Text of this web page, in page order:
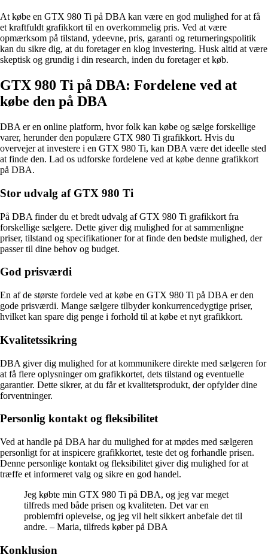
At købe en GTX 980 Ti på DBA kan være en god mulighed for at få
et kraftfuldt grafikkort til en overkommelig pris. Ved at være
opmærksom på tilstand, ydeevne, pris, garanti og returneringspolitik
kan du sikre dig, at du foretager en klog investering. Husk altid at være
skeptisk og grundig i din research, inden du foretager et køb.
GTX 980 Ti på DBA: Fordelene ved at
købe den på DBA
DBA er en online platform, hvor folk kan købe og sælge forskellige
varer, herunder den populære GTX 980 Ti grafikkort. Hvis du
overvejer at investere i en GTX 980 Ti, kan DBA være det ideelle sted
at finde den. Lad os udforske fordelene ved at købe denne grafikkort
på DBA.
Stor udvalg af GTX 980 Ti
På DBA finder du et bredt udvalg af GTX 980 Ti grafikkort fra
forskellige sælgere. Dette giver dig mulighed for at sammenligne
priser, tilstand og specifikationer for at finde den bedste mulighed, der
passer til dine behov og budget.
God prisværdi
En af de største fordele ved at købe en GTX 980 Ti på DBA er den
gode prisværdi. Mange sælgere tilbyder konkurrencedygtige priser,
hvilket kan spare dig penge i forhold til at købe et nyt grafikkort.
Kvalitetssikring
DBA giver dig mulighed for at kommunikere direkte med sælgeren for
at få flere oplysninger om grafikkortet, dets tilstand og eventuelle
garantier. Dette sikrer, at du får et kvalitetsprodukt, der opfylder dine
forventninger.
Personlig kontakt og fleksibilitet
Ved at handle på DBA har du mulighed for at mødes med sælgeren
personligt for at inspicere grafikkortet, teste det og forhandle prisen.
Denne personlige kontakt og fleksibilitet giver dig mulighed for at
træffe et informeret valg og sikre en god handel.
Jeg købte min GTX 980 Ti på DBA, og jeg var meget
tilfreds med både prisen og kvaliteten. Det var en
problemfri oplevelse, og jeg vil helt sikkert anbefale det til
andre. – Maria, tilfreds køber på DBA
Konklusion